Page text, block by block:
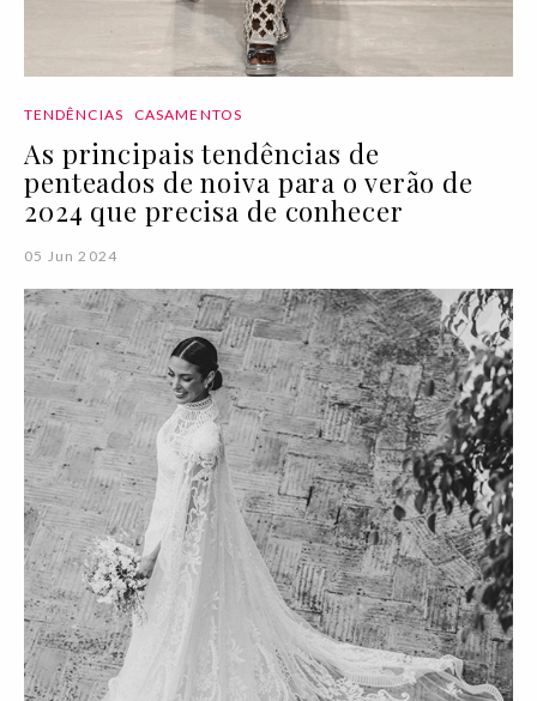
TENDÊNCIAS CASAMENTOS
As principais tendências de
penteados de noiva para o verão de
2024 que precisa de conhecer
05 Jun 2024